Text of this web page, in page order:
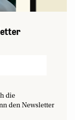
die
den Newsletter